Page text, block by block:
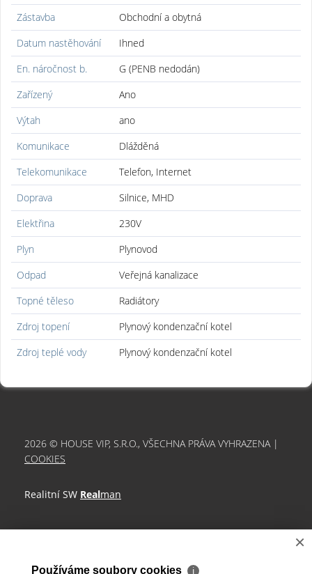
Zástavba
Obchodní a obytná
Datum nastěhování
Ihned
En. náročnost b.
G (PENB nedodán)
Zařízený
Ano
Výtah
ano
Komunikace
Dlážděná
Telekomunikace
Telefon, Internet
Doprava
Silnice, MHD
Elektřina
230V
Plyn
Plynovod
Odpad
Veřejná kanalizace
Topné těleso
Radiátory
Zdroj topení
Plynový kondenzační kotel
Zdroj teplé vody
Plynový kondenzační kotel
2026 © HOUSE VIP, S.R.O., VŠECHNA PRÁVA VYHRAZENA |
COOKIES
Realitní SW Realman
×
Používáme soubory cookies ℹ